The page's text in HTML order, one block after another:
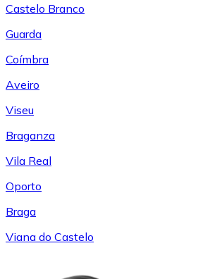
Castelo Branco
Guarda
Coímbra
Aveiro
Viseu
Braganza
Vila Real
Oporto
Braga
Viana do Castelo